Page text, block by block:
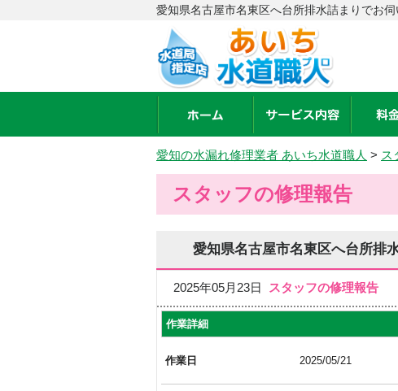
愛知県名古屋市名東区へ台所排水詰まりでお
愛知の水漏れ修理業者 あいち水道職人 > ス
スタッフの修理報告
愛知県名古屋市名東区へ台所排
2025年05月23日 スタッフの修理報告
作業詳細
作業日 2025/05/21